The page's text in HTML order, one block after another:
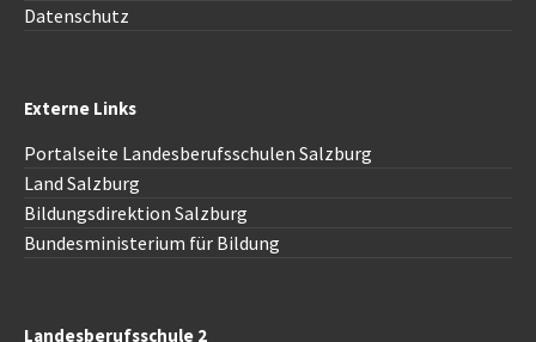
Datenschutz
Externe Links
Portalseite Landesberufsschulen Salzburg
Land Salzburg
Bildungsdirektion Salzburg
Bundesministerium für Bildung
Landesberufsschule 2